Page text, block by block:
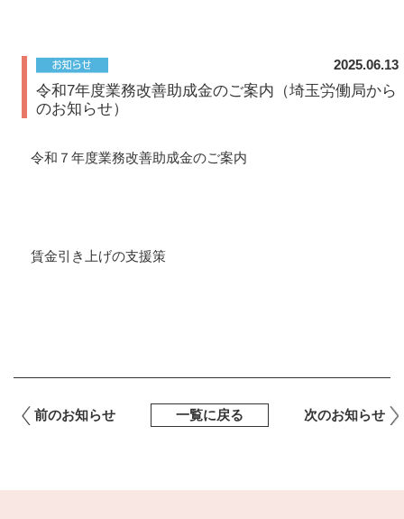
2025.06.13
令和7年度業務改善助成金のご案内（埼玉労働局から
のお知らせ）
令和７年度業務改善助成金のご案内
賃金引き上げの支援策
前のお知らせ 一覧に戻る 次のお知らせ